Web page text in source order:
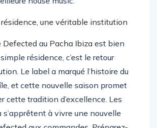
résidence, une véritable institution
Defected au Pacha Ibiza est bien
simple résidence, c’est le retour
Le label a marqué l’histoire du
et cette nouvelle saison promet
cette tradition d’excellence. Les
s’apprêtent à vivre une nouvelle